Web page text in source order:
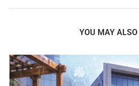
YOU MAY